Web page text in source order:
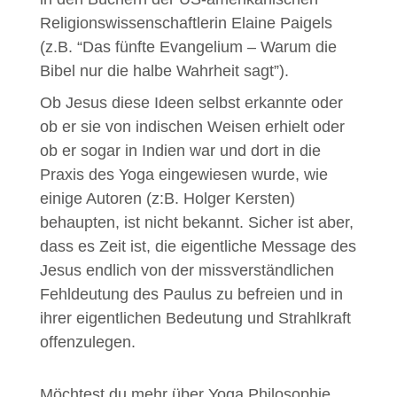
Religionswissenschaftlerin Elaine Paigels
(z.B. “Das fünfte Evangelium – Warum die
Bibel nur die halbe Wahrheit sagt”).
Ob Jesus diese Ideen selbst erkannte oder
ob er sie von indischen Weisen erhielt oder
ob er sogar in Indien war und dort in die
Praxis des Yoga eingewiesen wurde, wie
einige Autoren (z:B. Holger Kersten)
behaupten, ist nicht bekannt. Sicher ist aber,
dass es Zeit ist, die eigentliche Message des
Jesus endlich von der missverständlichen
Fehldeutung des Paulus zu befreien und in
ihrer eigentlichen Bedeutung und Strahlkraft
offenzulegen.